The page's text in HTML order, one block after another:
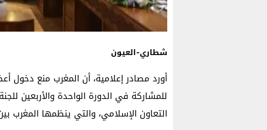
شطاري-العيون
أورد مصادر إعلامية، أن المغرب منع دخول
للمشاركة في الدورة الواحدة والأربعين
التعاون الإسلامي، والتي ينظمها المغرب بين 11 و14 مارس